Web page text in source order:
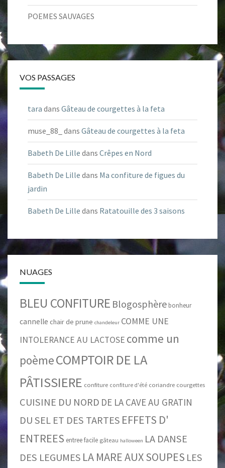
POEMES SAUVAGES
VOS PASSAGES
tara dans Gâteau de courgettes à la feta
muse_88_ dans Gâteau de courgettes à la feta
Babeth De Lille dans Crêpes en Nord
Babeth De Lille dans Ma confiture de figues du
jardin
Babeth De Lille dans Ratatouille des 3 saisons
NUAGES
BLEU CONFITURE Blogosphère bonheur
cannelle chair de prune chandeleur COMME UNE
INTOLERANCE AU LACTOSE comme un
poèmeCOMPTOIR DE LA
PÂTISSIERE confiture confiture d'été coriandre courgettes
CUISINE DU NORD DE LA CAVE AU GRATIN
DU SEL ET DES TARTES EFFETS D'
ENTREES entree facile gâteau halloween LA DANSE
DES LEGUMES LA MARE AUX SOUPES LES